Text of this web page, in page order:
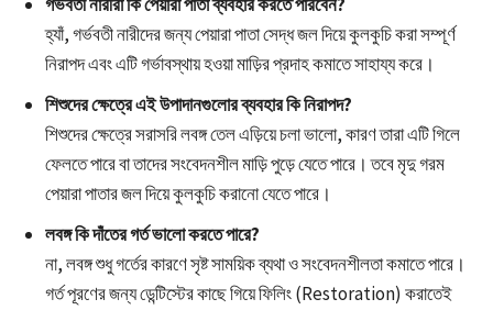
হ্যাঁ, গর্ভবতী নারীদের জন্য পেয়ারা পাতা সেদ্ধ জল দিয়ে কুলকুচি করা সম্পূর্ণ
নিরাপদ এবং এটি গর্ভাবস্থায় হওয়া মাড়ির প্রদাহ কমাতে সাহায্য করে।
শিশুদের ক্ষেত্রে এই উপাদানগুলোর ব্যবহার কি নিরাপদ?
শিশুদের ক্ষেত্রে সরাসরি লবঙ্গ তেল এড়িয়ে চলা ভালো, কারণ তারা এটি গিলে
ফেলতে পারে বা তাদের সংবেদনশীল মাড়ি পুড়ে যেতে পারে। তবে মৃদু গরম
পেয়ারা পাতার জল দিয়ে কুলকুচি করানো যেতে পারে।
লবঙ্গ কি দাঁতের গর্ত ভালো করতে পারে?
না, লবঙ্গ শুধু গর্তের কারণে সৃষ্ট সাময়িক ব্যথা ও সংবেদনশীলতা কমাতে পারে।
গর্ত পূরণের জন্য ডেন্টিস্টের কাছে গিয়ে ফিলিং (Restoration) করাতেই